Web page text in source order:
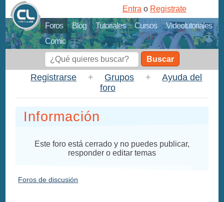
Foros Blog Tutoriales Cursos
Videotutoriales
Comic
Entra o Registrate
Buscar
Registrarse + Grupos +
Ayuda del
foro
Información
Este foro está cerrado y no puedes publicar,
responder o editar temas
Foros de discusión